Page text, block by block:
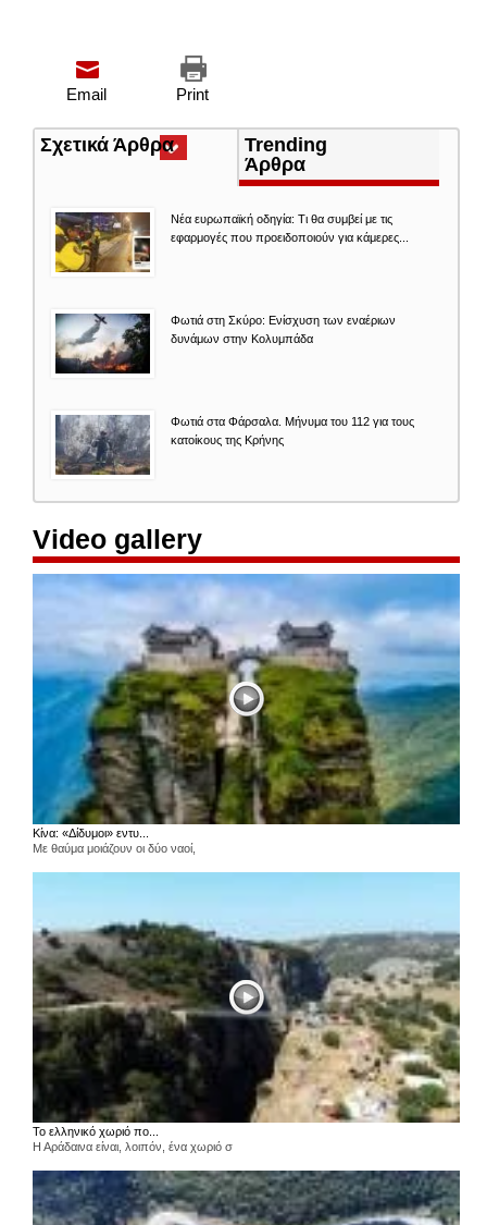
Print
Email
Σχετικά Άρθρα(ενεργή
καρτέλα)
Trending
Άρθρα
Νέα ευρωπαϊκή οδηγία: Τι θα συμβεί με τις
εφαρμογές που προειδοποιούν για κάμερες...
Φωτιά στη Σκύρο: Ενίσχυση των εναέριων
δυνάμων στην Κολυμπάδα
Φωτιά στα Φάρσαλα. Μήνυμα του 112 για τους
κατοίκους της Κρήνης
Video gallery
Κίνα: «Δίδυμοι» εντυ...
Με θαύμα μοιάζουν οι δύο ναοί,
Το ελληνικό χωριό πο...
Η Αράδαινα είναι, λοιπόν, ένα χωριό σ